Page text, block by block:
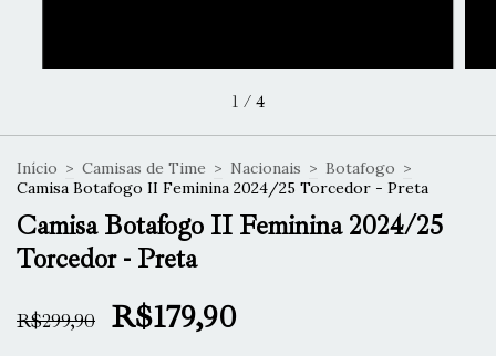
1 / 4
Início > Camisas de Time > Nacionais > Botafogo >
Camisa Botafogo II Feminina 2024/25 Torcedor - Preta
Camisa Botafogo II Feminina 2024/25
Torcedor - Preta
R$299,90 R$179,90